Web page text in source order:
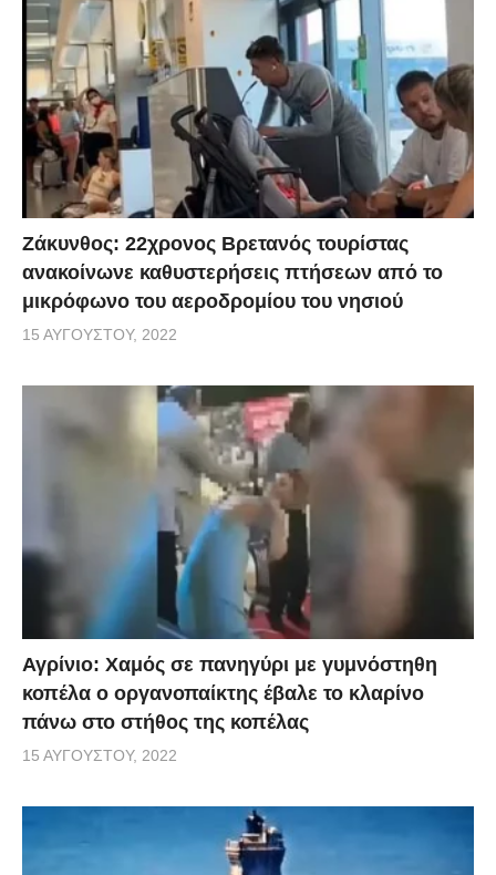
Ζάκυνθος: 22χρονος Βρετανός τουρίστας
ανακοίνωνε καθυστερήσεις πτήσεων από το
μικρόφωνο του αεροδρομίου του νησιού
15 ΑΥΓΟΎΣΤΟΥ, 2022
Αγρίνιο: Χαμός σε πανηγύρι με γυμνόστηθη
κοπέλα ο οργανοπαίκτης έβαλε το κλαρίνο
πάνω στο στήθος της κοπέλας
15 ΑΥΓΟΎΣΤΟΥ, 2022